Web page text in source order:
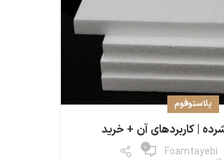
پلاستوفوم
| کاربردهای آن + خرید
Foamtayebi
0